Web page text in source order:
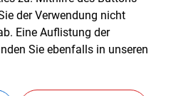
Wahlamt
der Verwendung nicht
Eine Auflistung der
Sie ebenfalls in unseren